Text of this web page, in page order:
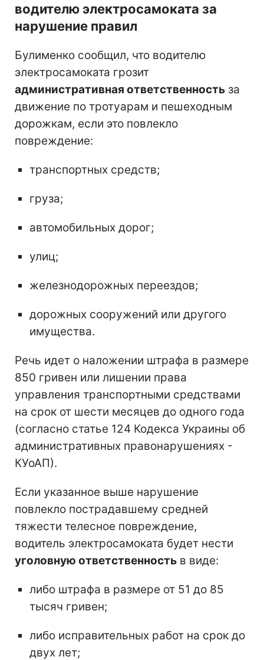
водителю электросамоката за
нарушение правил
Булименко сообщил, что водителю
электросамоката грозит
административная ответственность за
движение по тротуарам и пешеходным
дорожкам, если это повлекло
повреждение:
транспортных средств;
груза;
автомобильных дорог;
улиц;
железнодорожных переездов;
дорожных сооружений или другого
имущества.
Речь идет о наложении штрафа в размере
850 гривен или лишении права
управления транспортными средствами
на срок от шести месяцев до одного года
(согласно статье 124 Кодекса Украины об
административных правонарушениях -
КУоАП).
Если указанное выше нарушение
повлекло пострадавшему средней
тяжести телесное повреждение,
водитель электросамоката будет нести
уголовную ответственность в виде:
либо штрафа в размере от 51 до 85
тысяч гривен;
либо исправительных работ на срок до
двух лет;